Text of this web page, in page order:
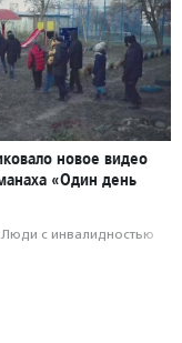
новое видео
«Один день
Люди с инвалидностью